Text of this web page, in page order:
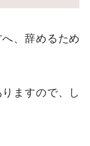
、辞めるため
ますので、し